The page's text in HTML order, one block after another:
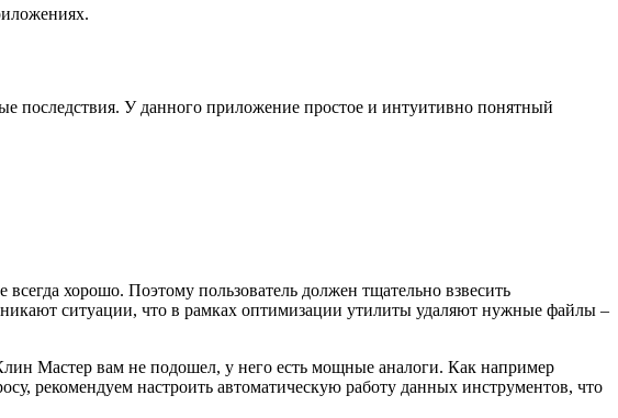
последствия. У данного приложение простое и интуитивно понятный
хорошо. Поэтому пользователь должен тщательно взвесить
ситуации, что в рамках оптимизации утилиты удаляют нужные файлы –
Мастер вам не подошел, у него есть мощные аналоги. Как например
рекомендуем настроить автоматическую работу данных инструментов, что